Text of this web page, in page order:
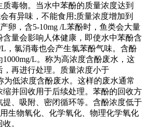
毒物。当水中苯酚的质量浓度达到
有异味，不能食用;质量浓度增加到
卵，含5-10mg /L苯酚时，鱼类会大量
量会影响人体健康，即使水中苯酚含
L，氯消毒也会产生氯苯酚气味。含酚
L。称为高浓度含酚废水，这
再进行处理。质量浓度小于
为低浓度含酚废水。这样的废水通常
并回收用于后续处理。苯酚的回收方
、吸附、密闭循环等。含酚浓度低于
生物氧化、化学氧化、物理化学氧化
。